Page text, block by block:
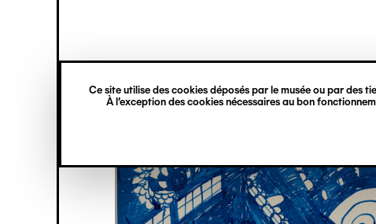
Ce site utilise des cookies déposés par le musée ou par des
À l’exception des cookies nécessaires au bon
principal
verticale